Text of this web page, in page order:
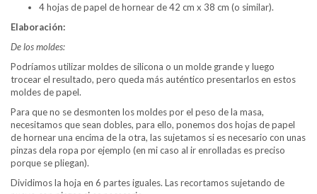
4 hojas de papel de hornear de 42 cm x 38 cm (o similar).
Elaboración:
De los moldes:
Podríamos utilizar moldes de silicona o un molde grande y luego
trocear el resultado, pero queda más auténtico presentarlos en estos
moldes de papel.
Para que no se desmonten los moldes por el peso de la masa,
necesitamos que sean dobles, para ello, ponemos dos hojas de papel
de hornear una encima de la otra, las sujetamos si es necesario con unas
pinzas dela ropa por ejemplo (en mi caso al ir enrolladas es preciso
porque se pliegan).
Dividimos la hoja en 6 partes iguales. Las recortamos sujetando de